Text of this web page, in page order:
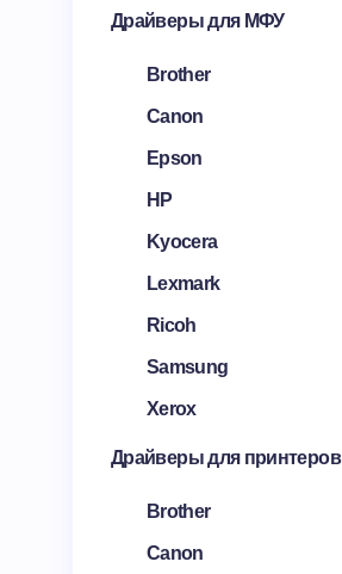
Драйверы для МФУ
Brother
Canon
Epson
HP
Kyocera
Lexmark
Ricoh
Samsung
Xerox
Драйверы для принтеров
Brother
Canon